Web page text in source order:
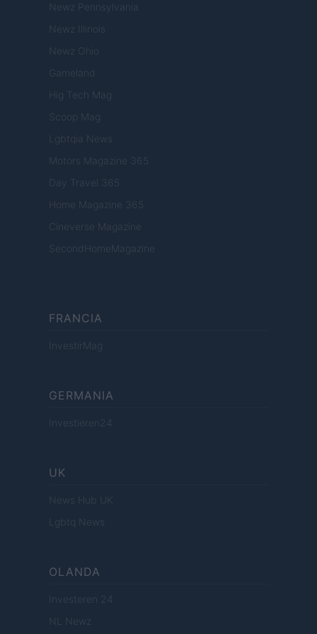
Newz Pennsylvania
Newz Illinois
Newz Ohio
Gameland
Hig Tech Mag
Scoop Mag
Lgbtqia News
Motors Magazine 365
Day Travel 365
Home Magazine 365
Cineverse Magazine
SecondHomeMagazine
FRANCIA
InvestirMag
GERMANIA
Investieren24
UK
News Hub UK
Lgbtq News
OLANDA
Investeren 24
NL Newz